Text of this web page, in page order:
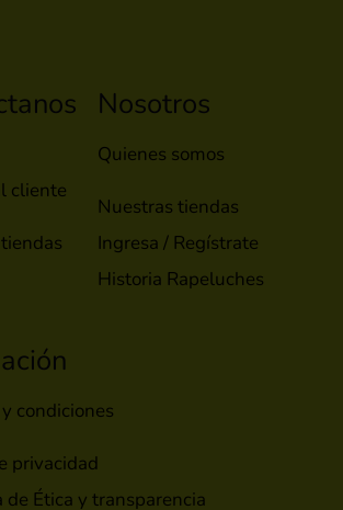
cliente
Nosotros
Quienes somos
Nuestras tiendas
Ingresa / Regístrate
Historia Rapeluches
condiciones
privacidad
de Ética y transparencia